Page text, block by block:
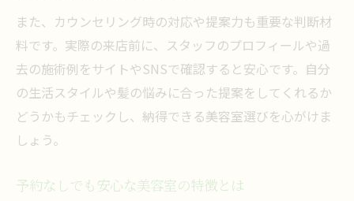
また、カウンセリング時の対応や提案力も重要な判断材
料です。実際の来店前に、スタッフのプロフィールや過
去の施術例をサイトやSNSで確認すると安心です。自分
の生活スタイルや髪の悩みに合った提案をしてくれるか
どうかもチェックし、納得できる美容室選びを心がけま
しょう。
予約なしでも安心な美容室の特徴とは